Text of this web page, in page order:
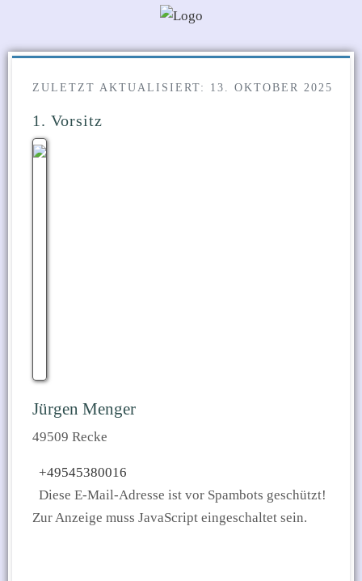
ZULETZT AKTUALISIERT: 13. OKTOBER 2025
1. Vorsitz
Jürgen Menger
49509 Recke
+49545380016
Diese E-Mail-Adresse ist vor Spambots geschützt!
Zur Anzeige muss JavaScript eingeschaltet sein.